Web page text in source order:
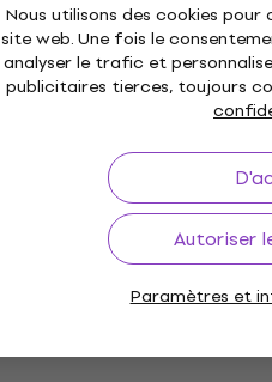
Nous utilisons des cookies
site web. Une fois le
analyser le trafic et
publicitaires tierces, toujours
Autoriser
Paramètres et